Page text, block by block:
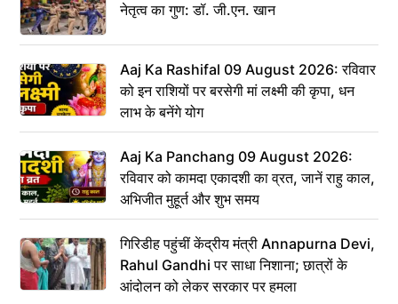
नेतृत्व का गुण: डॉ. जी.एन. खान
Aaj Ka Rashifal 09 August 2026: रविवार
को इन राशियों पर बरसेगी मां लक्ष्मी की कृपा, धन
लाभ के बनेंगे योग
Aaj Ka Panchang 09 August 2026:
रविवार को कामदा एकादशी का व्रत, जानें राहु काल,
अभिजीत मुहूर्त और शुभ समय
गिरिडीह पहुंचीं केंद्रीय मंत्री Annapurna Devi,
Rahul Gandhi पर साधा निशाना; छात्रों के
आंदोलन को लेकर सरकार पर हमला